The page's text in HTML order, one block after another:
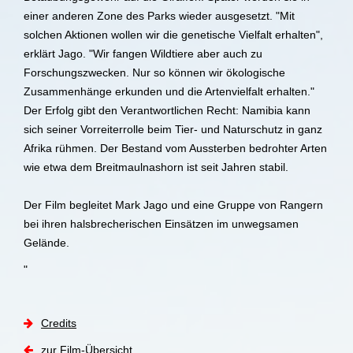
einer anderen Zone des Parks wieder ausgesetzt. "Mit
solchen Aktionen wollen wir die genetische Vielfalt erhalten",
erklärt Jago. "Wir fangen Wildtiere aber auch zu
Forschungszwecken. Nur so können wir ökologische
Zusammenhänge erkunden und die Artenvielfalt erhalten."
Der Erfolg gibt den Verantwortlichen Recht: Namibia kann
sich seiner Vorreiterrolle beim Tier- und Naturschutz in ganz
Afrika rühmen. Der Bestand vom Aussterben bedrohter Arten
wie etwa dem Breitmaulnashorn ist seit Jahren stabil.
Der Film begleitet Mark Jago und eine Gruppe von Rangern
bei ihren halsbrecherischen Einsätzen im unwegsamen
Gelände.
"
Credits
zur Film-Übersicht